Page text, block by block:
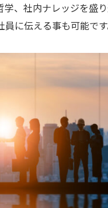
、社内ナレッジを盛
に伝える事も可能です